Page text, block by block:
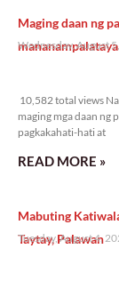
Maging daan ng
mananampalataya
Wednesday, August
10,582 total views
maging mga daan ng
pagkakahati-hati at
READ MORE »
Mabuting
Taytay, Palawan
Tuesday, August 4,